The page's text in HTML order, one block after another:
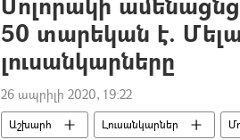
50 տարեկան է.
լուսանկարները
26 ապրիլի 2020, 19:22
Աշխարհ Լուսանկարներ